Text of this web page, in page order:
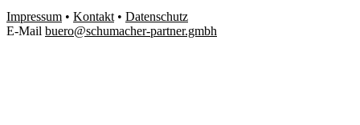
Impressum • Kontakt• Datenschutz
E-Mail buero@schumacher-partner.gmbh